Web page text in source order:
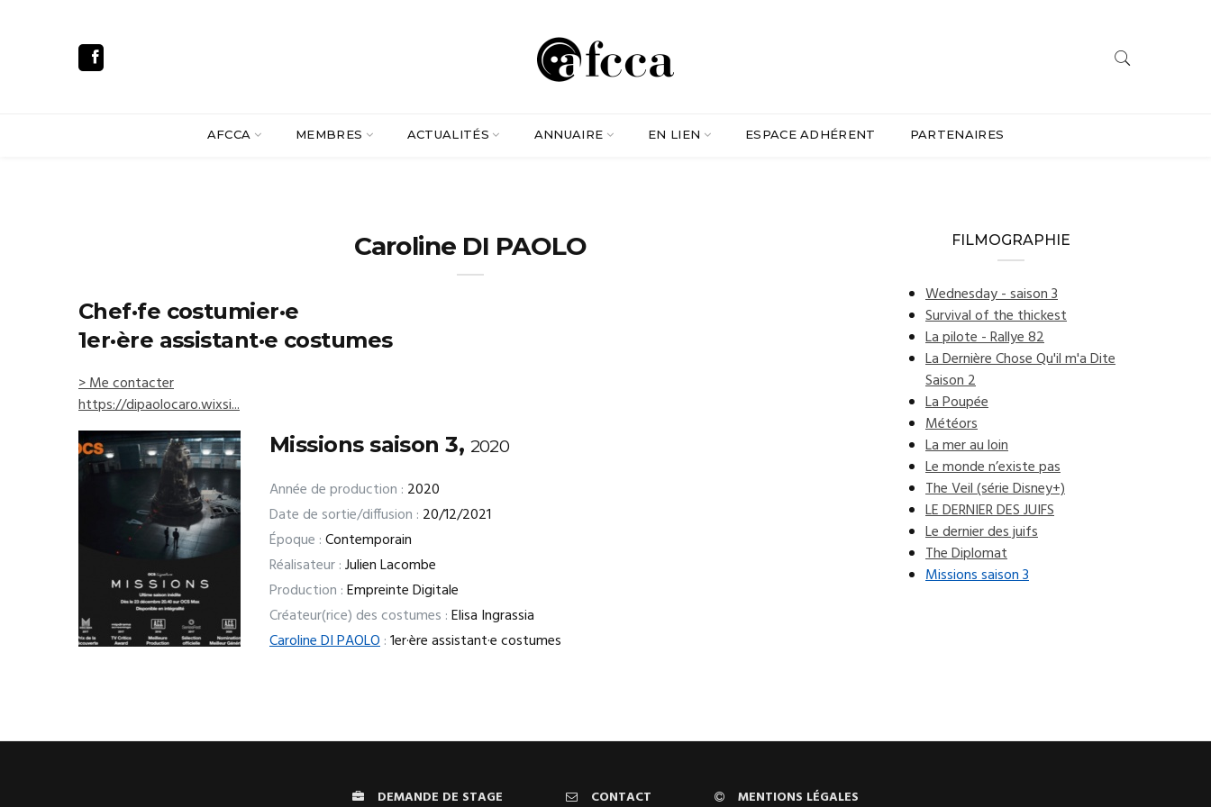
AFCCA MEMBRES ACTUALITÉS ANNUAIRE EN LIEN ESPACE ADHÉRENT PARTENAIRES
Caroline DI PAOLO
Chef·fe costumier·e
1er·ère assistant·e costumes
> Me contacter
https://dipaolocaro.wixsi...
Missions saison 3, 2020
Année de production : 2020
Date de sortie/diffusion : 20/12/2021
Époque :Contemporain
Réalisateur :Julien Lacombe
Production :Empreinte Digitale
Créateur(rice) des costumes :Elisa Ingrassia
Caroline DI PAOLO:1er·ère assistant·e costumes
FILMOGRAPHIE
Wednesday - saison 3
Survival of the thickest
La pilote - Rallye 82
La Dernière Chose Qu'il m'a Dite
Saison 2
La Poupée
Météors
La mer au loin
Le monde n’existe pas
The Veil (série Disney+)
LE DERNIER DES JUIFS
Le dernier des juifs
The Diplomat
Missions saison 3
DEMANDE DE STAGE CONTACT MENTIONS LÉGALES